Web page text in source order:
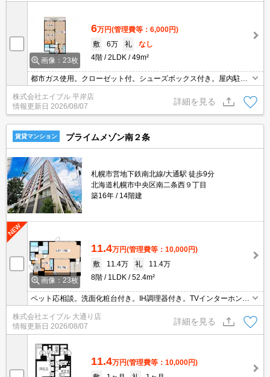
画像：23枚
6万円(管理費等：6,000円)
敷
6万 礼
なし
4階
2LDK 49m²
都市ガス使用。クローゼット付。シューズボックス付き。屋内駐車
場あり。オートロック。仲介手数料家賃の0.55ヵ月分。駅まで徒歩
10分圏内!。シャワー付独立洗面台。バルコニー。オートロック。暖
房機付き。
株式会社エイブル 平岸店
情報更新日 2026/08/07
詳細を見る
賃貸マンション プライムメゾン南２条
札幌市営地下鉄南北線/大通駅 徒歩9分
北海道札幌市中央区南二条西９丁目
築16年
14階建
画像：23枚
11.4万円(管理費等：10,000円)
敷
11.4万 礼
11.4万
8階
1LDK 52.4m²
ペット応相談。洗面化粧台付き。IH調理器付き。TVインターホン付
き。都市ガス使用。システムキッチン。ウォークインクローゼット
付き。浴室乾燥機付。宅配ボックスあり。エレベーターあり。
株式会社エイブル 大通り店
情報更新日 2026/08/07
詳細を見る
11.4万円(管理費等：10,000円)